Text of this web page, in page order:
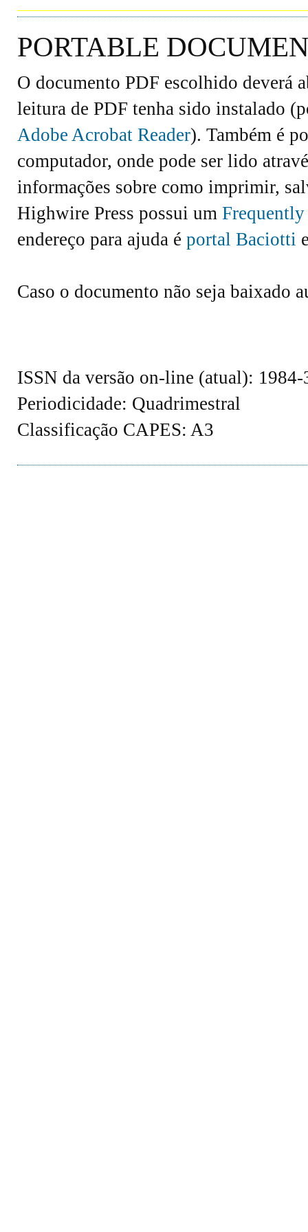
PORTABLE
O documento PDF escolhido deverá
leitura de PDF tenha sido instalado
Adobe Acrobat Reader). Também é
computador, onde pode ser lido
informações sobre como imprimir,
Highwire Press possui um
endereço para ajuda é portal Baciotti
Caso o documento não seja baixado
ISSN da versão on-line (atual): 1984-
Periodicidade: Quadrimestral
Classificação CAPES: A3